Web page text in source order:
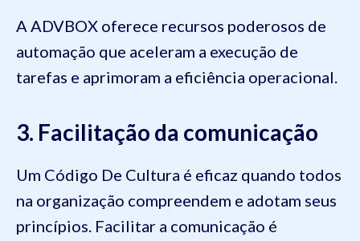
A ADVBOX oferece recursos poderosos de
automação que aceleram a execução de
tarefas e aprimoram a eficiência operacional.
3. Facilitação da comunicação
Um Código De Cultura é eficaz quando todos
na organização compreendem e adotam seus
princípios. Facilitar a comunicação é